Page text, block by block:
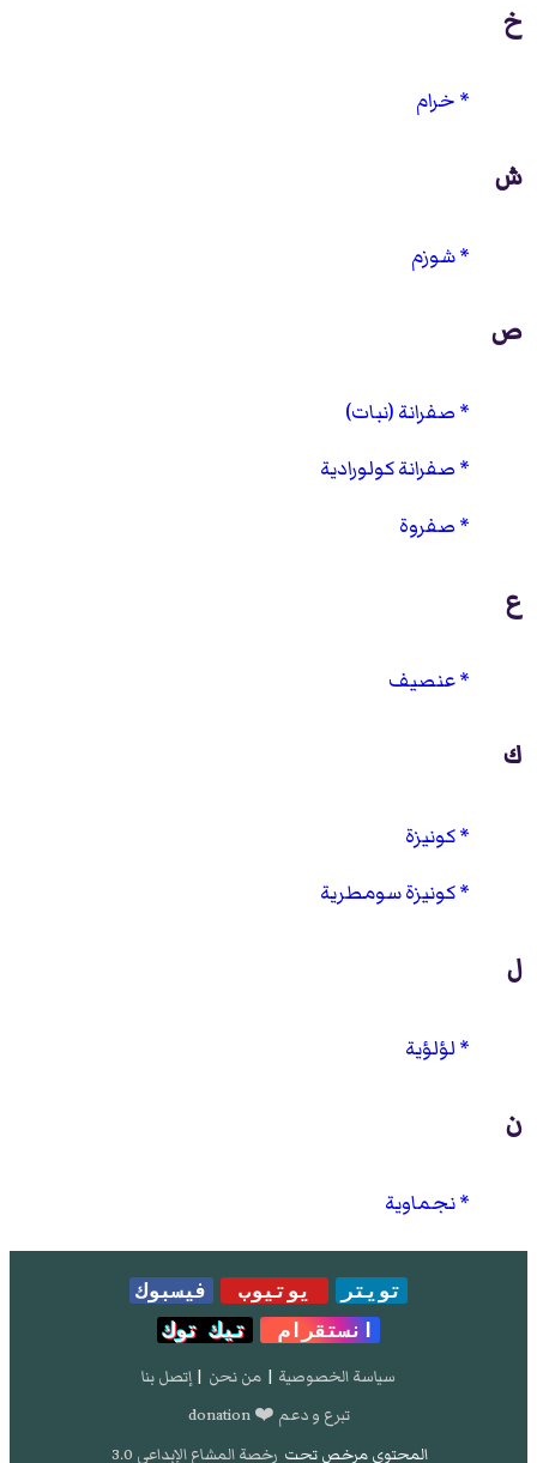
خ
خرام
ش
شوزم
ص
صفرانة (نبات)
صفرانة كولورادية
صفروة
ع
عنصيف
ك
كونيزة
كونيزة سومطرية
ل
لؤلؤية
ن
نجماوية
تويتر يوتيوب
فيسبوك
انستقرام
تيك توك
سياسة الخصوصية | من نحن | إتصل بنا
تبرع و دعم ❤️ donation
المحتوى مرخص تحت رخصة المشاع الإبداعي 3.0